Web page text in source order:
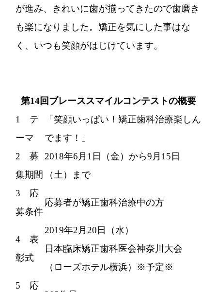
が進み、きれいに歯が揃ってきたので歯磨き
も楽になりました。矯正を気にした事はな
く、いつも笑顔がはじけています。
第14回ブレーススマイルコンテストの概要
1 テ
ーマ
「笑顔いっぱい！矯正歯科治療楽しん
でます！」
2 募
集期間
2018年6月1日（金）から9月15日
（土）まで
3 応
募条件
応募者が矯正歯科治療中の方
4 表
彰式
2019年2月20日（水）
日本臨床矯正歯科医会神奈川大会
（ローズホテル横浜）※予定※
5 応